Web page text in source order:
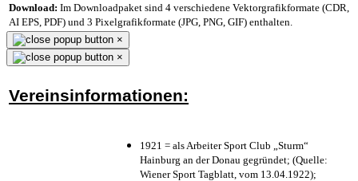
Download: Im Downloadpaket sind 4 verschiedene Vektorgrafikformate (CDR,
AI EPS, PDF) und 3 Pixelgrafikformate (JPG, PNG, GIF) enthalten.
×
×
Vereinsinformationen:
1921 = als Arbeiter Sport Club „Sturm“
Hainburg an der Donau gegründet; (Quelle:
Wiener Sport Tagblatt, vom 13.04.1922);